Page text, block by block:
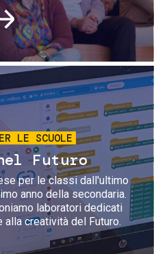
Immagine
LE SCUOLE
Futuro
per le classi dall'ultimo
anno della secondaria.
laboratori dedicati
creatività del Futuro.